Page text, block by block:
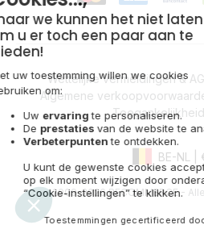
Wettelijke vermeldingen & AG
Algemene
Toegankelijkheid
BE-NL |
© 2009-2026 RECOMMERCE -